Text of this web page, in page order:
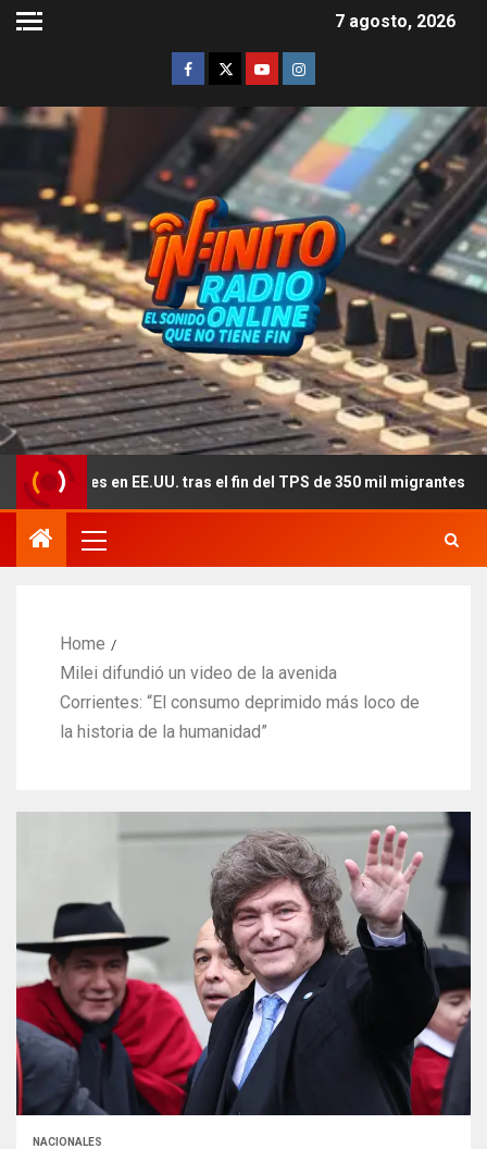
7 agosto, 2026
en EE.UU. tras el fin del TPS de 350 mil migrantes
Home
Milei difundió un video de la avenida
Corrientes: “El consumo deprimido más loco de
la historia de la humanidad”
NACIONALES